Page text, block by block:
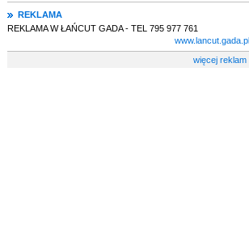
REKLAMA
REKLAMA W ŁAŃCUT GADA - TEL 795 977 761
www.lancut.gada.pl
więcej reklam